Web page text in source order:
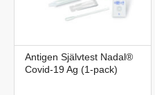
Antigen Självtest Nadal®
Covid-19 Ag (1-pack)